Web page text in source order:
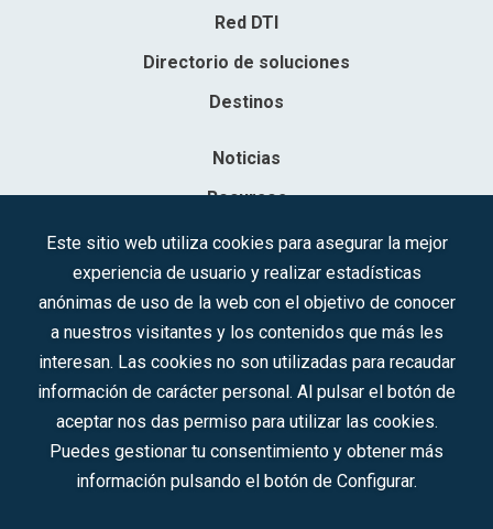
Red DTI
Directorio de soluciones
Destinos
Noticias
Recursos
Contacto
Sociedad Mercantil Estatal para la Gestión de la Innovación y las
Tecnologías Turísticas, S.A.M.P.
Inscrita en el R.M. de Madrid, T, 12593, Se. 8, F. 129, H. 201.307.
C.I.F.: A-81/874.984
Síguenos en redes sociales:
Este sitio web utiliza cookies para asegurar la mejor
experiencia de usuario y realizar estadísticas
anónimas de uso de la web con el objetivo de conocer
a nuestros visitantes y los contenidos que más les
interesan. Las cookies no son utilizadas para recaudar
información de carácter personal. Al pulsar el botón de
aceptar nos das permiso para utilizar las cookies.
Puedes gestionar tu consentimiento y obtener más
información pulsando el botón de Configurar.